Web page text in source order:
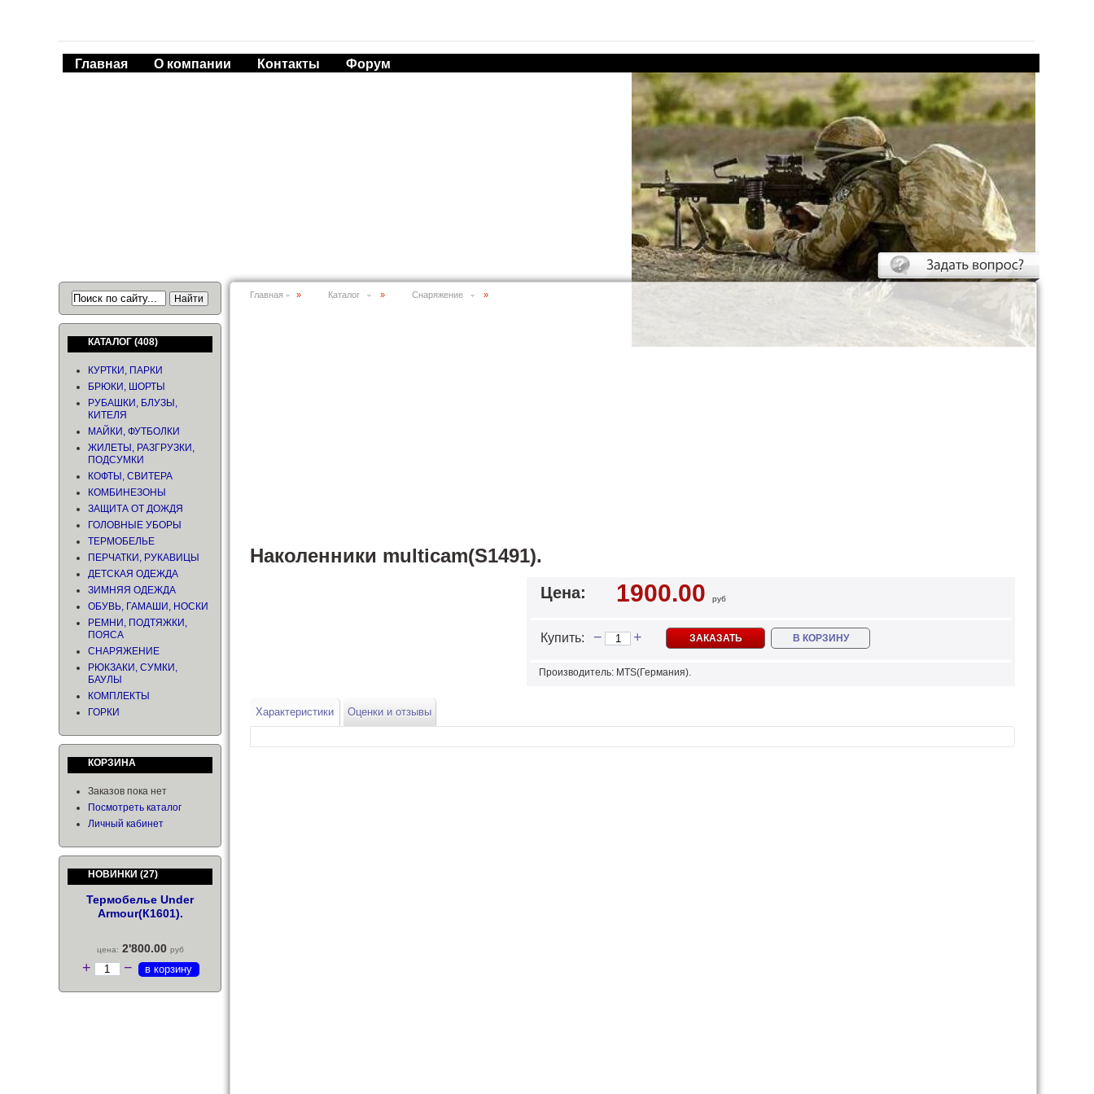
Главная О компании Контакты Форум
КАТАЛОГ (408)
КУРТКИ, ПАРКИ
БРЮКИ, ШОРТЫ
РУБАШКИ, БЛУЗЫ,
КИТЕЛЯ
МАЙКИ, ФУТБОЛКИ
ЖИЛЕТЫ, РАЗГРУЗКИ,
ПОДСУМКИ
КОФТЫ, СВИТЕРА
КОМБИНЕЗОНЫ
ЗАЩИТА ОТ ДОЖДЯ
ГОЛОВНЫЕ УБОРЫ
ТЕРМОБЕЛЬЕ
ПЕРЧАТКИ, РУКАВИЦЫ
ДЕТСКАЯ ОДЕЖДА
ЗИМНЯЯ ОДЕЖДА
ОБУВЬ, ГАМАШИ, НОСКИ
РЕМНИ, ПОДТЯЖКИ,
ПОЯСА
СНАРЯЖЕНИЕ
РЮКЗАКИ, СУМКИ,
БАУЛЫ
КОМПЛЕКТЫ
ГОРКИ
КОРЗИНА
Заказов пока нет
Посмотреть каталог
Личный кабинет
НОВИНКИ (27)
Термобелье Under
Armour(К1601).
цена: 2'800.00 руб
+ − в корзину
Главная » Каталог » Снаряжение »
Наколенники multicam(S1491).
Цена: 1900.00 руб
Купить: − + ЗАКАЗАТЬ В КОРЗИНУ
Производитель: MTS(Германия).
Характеристики Оценки и отзывы